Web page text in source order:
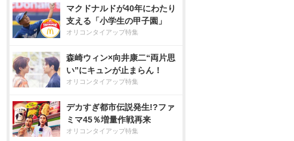
マクドナルドが40年にわたり
支える「小学生の甲子園」
オリコンタイアップ特集
森崎ウィン×向井康二“両片思
い”にキュンが止まらん！
オリコンタイアップ特集
デカすぎ都市伝説発生!?ファ
ミマ45％増量作戦再来
オリコンタイアップ特集